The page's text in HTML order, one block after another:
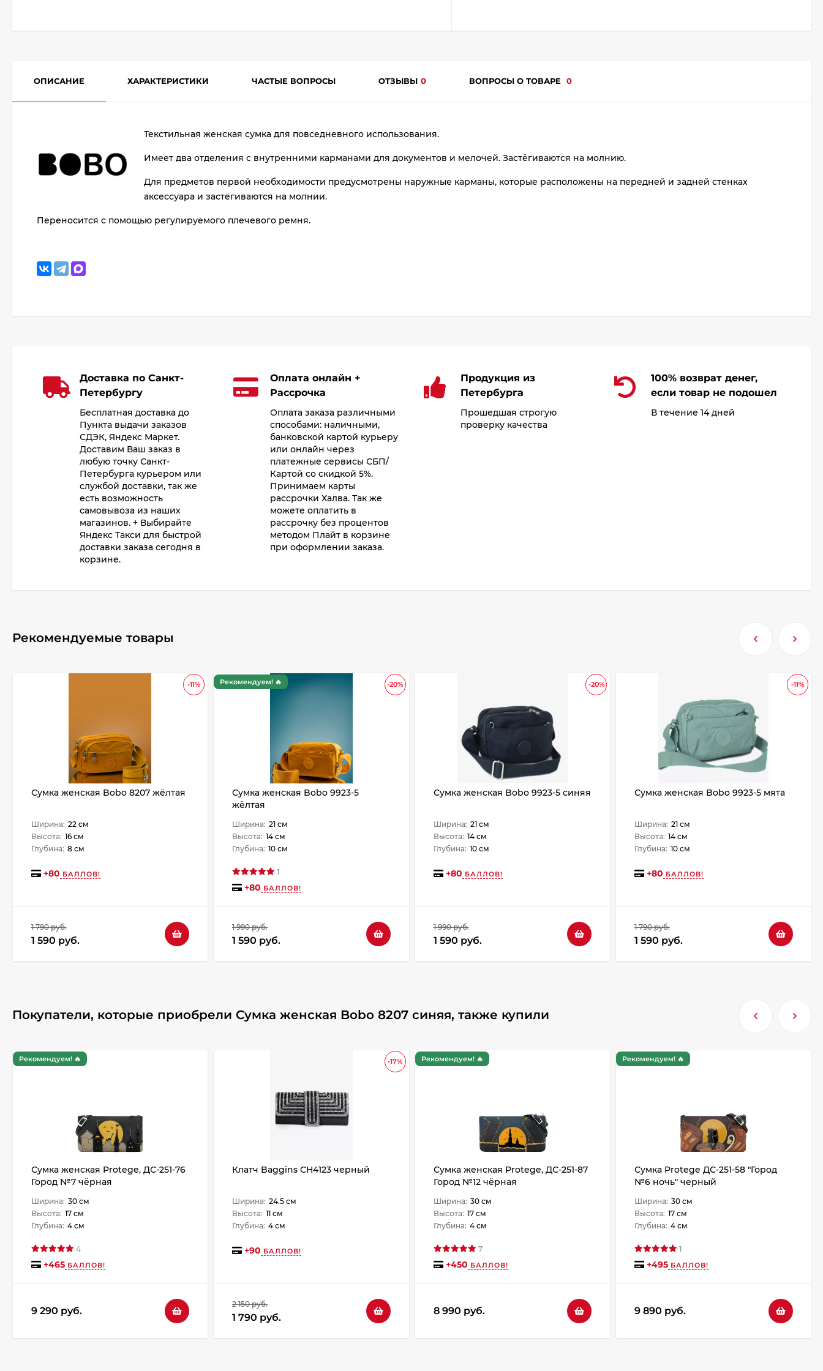
ОПИСАНИЕ ХАРАКТЕРИСТИКИ ЧАСТЫЕ ВОПРОСЫ ОТЗЫВЫ 0 ВОПРОСЫ О ТОВАРЕ 0
Текстильная женская сумка для повседневного использования.
Имеет два отделения с внутренними карманами для документов и мелочей. Застёгиваются на молнию.
Для предметов первой необходимости предусмотрены наружные карманы, которые расположены на передней и задней стенках
аксессуара и застёгиваются на молнии.
Переносится с помощью регулируемого плечевого ремня.
в 2 недели
Доставка по Санкт-
Петербургу
Бесплатная доставка до
Пункта выдачи заказов
СДЭК, Яндекс Маркет.
Доставим Ваш заказ в
любую точку Санкт-
Петербурга курьером или
службой доставки, так же
есть возможность
самовывоза из наших
магазинов. + Выбирайте
Яндекс Такси для быстрой
доставки заказа сегодня в
корзине.
Оплата онлайн +
Рассрочка
Оплата заказа различными
способами: наличными,
банковской картой курьеру
или онлайн через
платежные сервисы СБП/
Картой со скидкой 5%.
Принимаем карты
рассрочки Халва. Так же
можете оплатить в
рассрочку без процентов
методом Плайт в корзине
при оформлении заказа.
Продукция из
Петербурга
Прошедшая строгую
проверку качества
100% возврат денег,
если товар не подошел
В течение 14 дней
Рекомендуемые товары
-11%
Сумка женская Bobo 8207 жёлтая
Ширина: 22 см
Высота: 16 см
Глубина: 8 см
+80 БАЛЛОВ!
1 790 руб.
1 590 руб.
-20%
Рекомендуем! 🔥
Сумка женская Bobo 9923-5
жёлтая
Ширина: 21 см
Высота: 14 см
Глубина: 10 см
1
+80 БАЛЛОВ!
1 990 руб.
1 590 руб.
-20%
Сумка женская Bobo 9923-5 синяя
Ширина: 21 см
Высота: 14 см
Глубина: 10 см
+80 БАЛЛОВ!
1 990 руб.
1 590 руб.
-11%
Сумка женская Bobo 9923-5 мята
Ширина: 21 см
Высота: 14 см
Глубина: 10 см
+80 БАЛЛОВ!
1 790 руб.
1 590 руб.
Покупатели, которые приобрели Сумка женская Bobo 8207 синяя, также купили
Рекомендуем! 🔥
Сумка женская Protege, ДС-251-76
Город №7 чёрная
Ширина: 30 см
Высота: 17 см
Глубина: 4 см
4
+465БАЛЛОВ!
9 290 руб.
-17%
Клатч Baggins CH4123 черный
Ширина: 24.5 см
Высота: 11 см
Глубина: 4 см
+90 БАЛЛОВ!
2 150 руб.
1 790 руб.
Рекомендуем! 🔥
Сумка женская Protege, ДС-251-87
Город №12 чёрная
Ширина: 30 см
Высота: 17 см
Глубина: 4 см
7
+450 БАЛЛОВ!
8 990 руб.
Рекомендуем! 🔥
Сумка Protege ДС-251-58 "Город
№6 ночь" черный
Ширина: 30 см
Высота: 17 см
Глубина: 4 см
1
+495 БАЛЛОВ!
9 890 руб.